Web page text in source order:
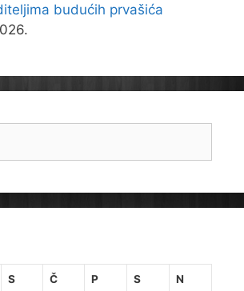
budućih prvašića
S Č P S N